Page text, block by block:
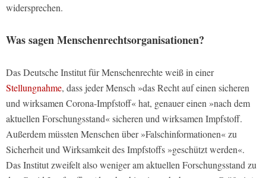
widersprechen.
Was sagen Menschenrechtsorganisationen?
Das Deutsche Institut für Menschenrechte weiß in einer
Stellungnahme, dass jeder Mensch »das Recht auf einen sicheren
und wirksamen Corona-Impfstoff« hat, genauer einen »nach dem
aktuellen Forschungsstand« sicheren und wirksamen Impfstoff.
Außerdem müssten Menschen über »Falschinformationen« zu
Sicherheit und Wirksamkeit des Impfstoffs »geschützt werden«.
Das Institut zweifelt also weniger am aktuellen Forschungsstand zu